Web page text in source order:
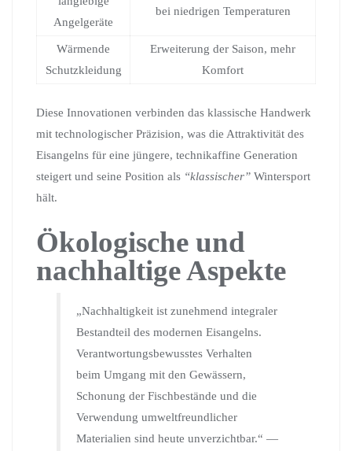
Angelgeräte
bei niedrigen Temperaturen
Wärmende
Schutzkleidung
Erweiterung der Saison, mehr
Komfort
Diese Innovationen verbinden das klassische Handwerk
mit technologischer Präzision, was die Attraktivität des
Eisangelns für eine jüngere, technikaffine Generation
steigert und seine Position als “klassischer” Wintersport
hält.
Ökologische und
nachhaltige Aspekte
„Nachhaltigkeit ist zunehmend integraler
Bestandteil des modernen Eisangelns.
Verantwortungsbewusstes Verhalten
beim Umgang mit den Gewässern,
Schonung der Fischbestände und die
Verwendung umweltfreundlicher
Materialien sind heute unverzichtbar.“ —